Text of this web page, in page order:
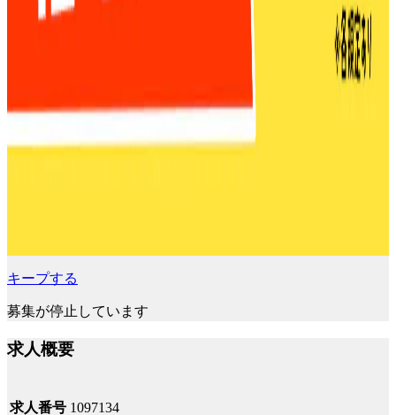
キープする
募集が停止しています
求人概要
求人番号 1097134